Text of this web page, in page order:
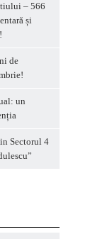
– 566
și
de
un
Sectorul 4